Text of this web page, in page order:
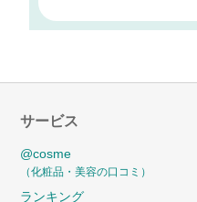
サービス
@cosme
（化粧品・美容の口コミ）
ランキング